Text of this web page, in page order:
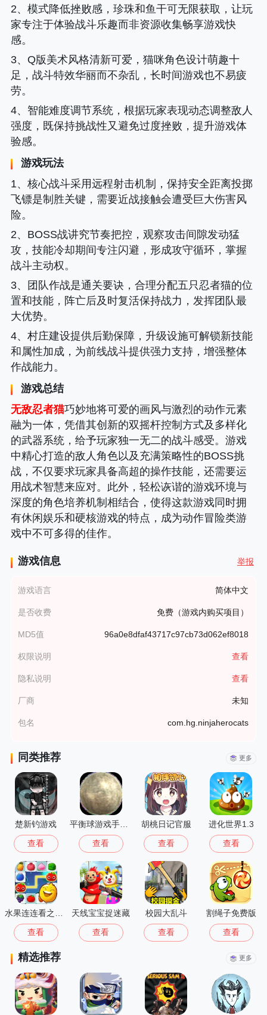
2、模式降低挫败感，珍珠和鱼干可无限获取，让玩
家专注于体验战斗乐趣而非资源收集畅享游戏快
感。
3、Q版美术风格清新可爱，猫咪角色设计萌趣十
足，战斗特效华丽而不杂乱，长时间游戏也不易疲
劳。
4、智能难度调节系统，根据玩家表现动态调整敌人
强度，既保持挑战性又避免过度挫败，提升游戏体
验感。
游戏玩法
1、核心战斗采用远程射击机制，保持安全距离投掷
飞镖是制胜关键，需要近战接触会遭受巨大伤害风
险。
2、BOSS战讲究节奏把控，观察攻击间隙发动猛
攻，技能冷却期间专注闪避，形成攻守循环，掌握
战斗主动权。
3、团队作战是通关要诀，合理分配五只忍者猫的位
置和技能，阵亡后及时复活保持战力，发挥团队最
大优势。
4、村庄建设提供后勤保障，升级设施可解锁新技能
和属性加成，为前线战斗提供强力支持，增强整体
作战能力。
游戏总结
无敌忍者猫巧妙地将可爱的画风与激烈的动作元素
融为一体，凭借其创新的双摇杆控制方式及多样化
的武器系统，给予玩家独一无二的战斗感受。游戏
中精心打造的敌人角色以及充满策略性的BOSS挑
战，不仅要求玩家具备高超的操作技能，还需要运
用战术智慧来应对。此外，轻松诙谐的游戏环境与
深度的角色培养机制相结合，使得这款游戏同时拥
有休闲娱乐和硬核游戏的特点，成为动作冒险类游
戏中不可多得的佳作。
游戏信息 举报
游戏语言 简体中文
是否收费 免费（游戏内购买项目）
MD5值 96a0e8dfaf43717c97cb73d062ef8018
权限说明 查看
隐私说明 查看
厂商 未知
包名 com.hg.ninjaherocats
同类推荐 更多
楚新钓游戏
查看 查看
胡桃日记官服
查看
进化世界1.3
查看
查看
天线宝宝捉迷藏
查看
校园大乱斗
查看
割绳子免费版
查看
精选推荐 更多